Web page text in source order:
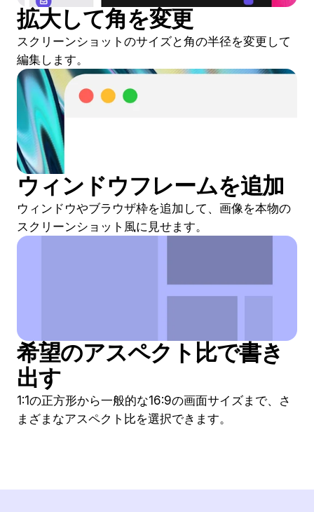
拡大して角を変更
スクリーンショットのサイズと角の半径を変更して
編集します。
ウィンドウフレームを追加
ウィンドウやブラウザ枠を追加して、画像を本物の
スクリーンショット風に見せます。
希望のアスペクト比で書き
出す
1:1の正方形から一般的な16:9の画面サイズまで、さ
まざまなアスペクト比を選択できます。